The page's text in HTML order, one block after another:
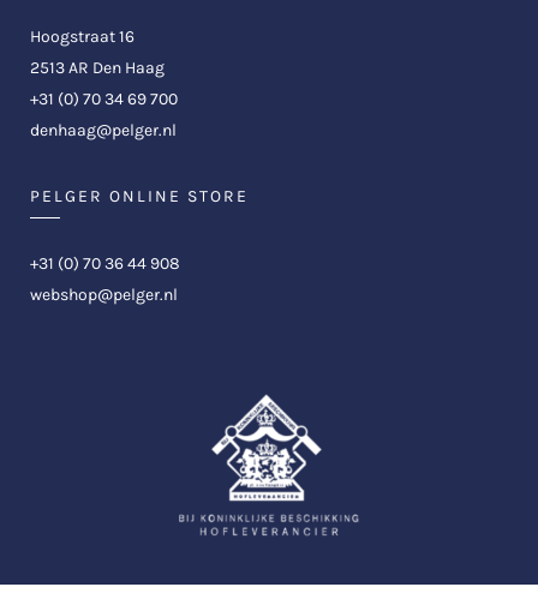
Hoogstraat 16
2513 AR Den Haag
+31 (0) 70 34 69 700
denhaag@pelger.nl
PELGER ONLINE STORE
+31 (0) 70 36 44 908
webshop@pelger.nl